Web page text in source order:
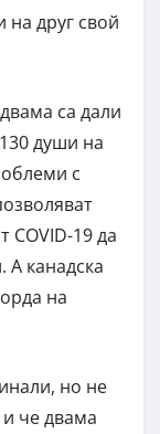
на друг свой
са дали
души на
с
COVID-19 да
А канадска
на
но не
че двама